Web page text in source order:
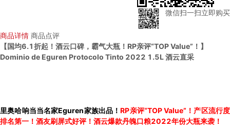
微信扫一扫立即购买
商品详情 商品点评
【国均6.1折起！酒云口碑，霸气大瓶！RP亲评“TOP Value”！】
Dominio de Eguren Protocolo Tinto 2022 1.5L 酒云直采
里奥哈响当当名家Eguren家族出品！RP亲评“TOP Value”！产区流行度
排名第一！酒友刷屏式好评！酒云爆款丹魄口粮2022年份大瓶来袭！